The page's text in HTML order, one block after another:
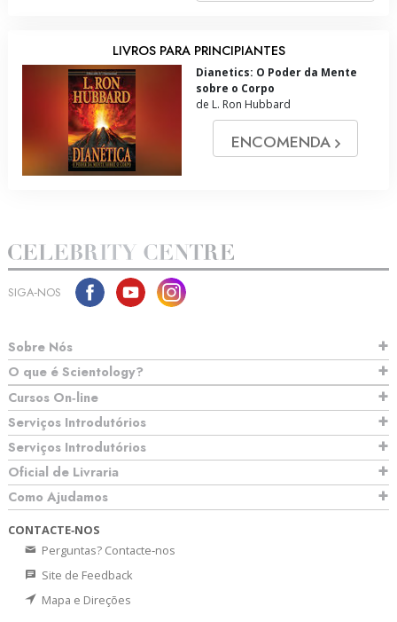
LIVROS PARA PRINCIPIANTES
Dianetics: O Poder da Mente
sobre o Corpo
de L. Ron Hubbard
ENCOMENDA
SIGA‑NOS
Sobre Nós
O que é Scientology?
Cursos On‑line
Serviços Introdutórios
Serviços Introdutórios
Oficial de Livraria
Como Ajudamos
CONTACTE‑NOS
Perguntas? Contacte‑nos
Site de Feedback
Mapa e Direções